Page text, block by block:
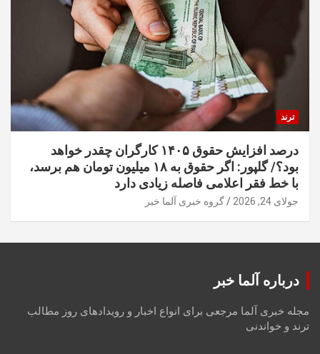
ترند
درصد افزایش حقوق ۱۴۰۵ کارگران چقدر خواهد
بود؟/ گلپور: اگر حقوق به ۱۸ میلیون تومان هم برسد،
با خط فقر اعلامی فاصله زیادی دارد
جولای 24, 2026 گروه خبری آلما خبر
درباره آلما خبر
مجله خبری آلما مرجعی برای انواع اخبار و رویدادهای روز مطالب
ترند و خواندنی